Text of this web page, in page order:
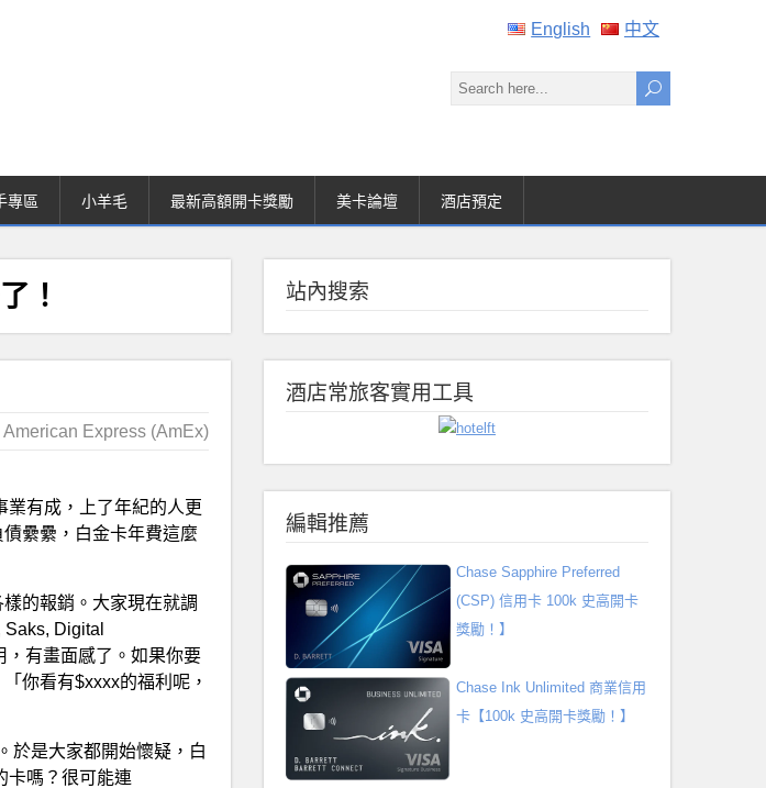
English 中文
專區 小羊毛 最新高額開卡獎勵 美卡論壇 酒店預定
！
Express (AmEx)
業有成，上了年紀的人更
纍纍，白金卡年費這麼
的報銷。大家現在就調
Digital
，有畫面感了。如果你要
你看有$xxxx的福利呢，
於是大家都開始懷疑，白
卡嗎？很可能連
站內搜索
酒店常旅客實用工具
編輯推薦
Chase Sapphire Preferred
(CSP) 信用卡 100k 史高開卡
獎勵！】
Chase Ink Unlimited 商業信用
卡【100k 史高開卡獎勵！】